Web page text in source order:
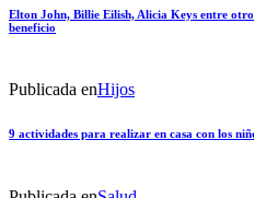
Elton John, Billie Eilish, Alicia Keys entre
beneficio
Publicada enHijos
9 actividades para realizar en casa con los